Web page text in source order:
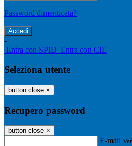
Password dimenticata?
-
Entra con SPID Entra con CIE
Seleziona utente
button close ×
Recupero password
button close ×
E-mail